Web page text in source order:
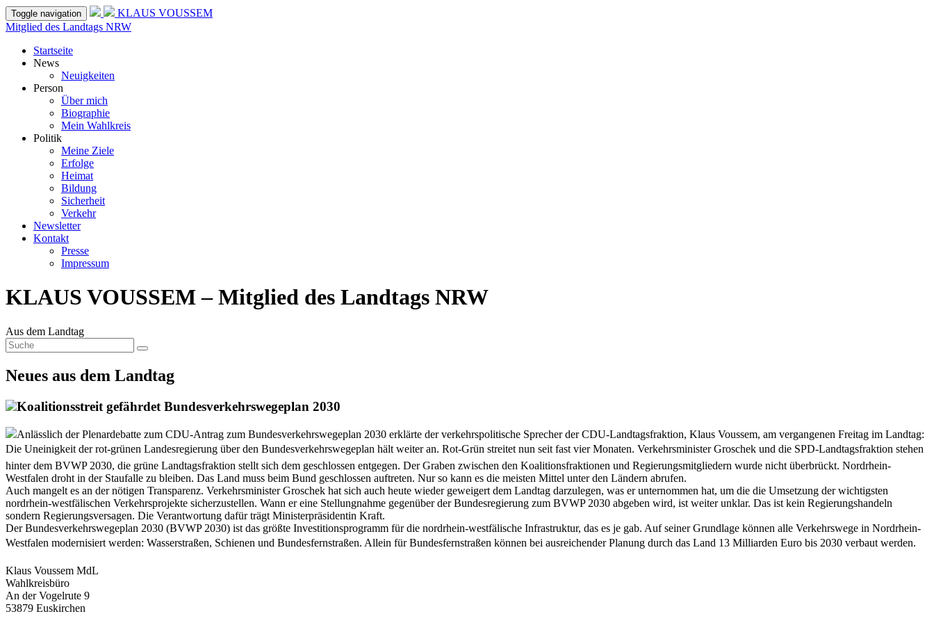
Toggle navigation
KLAUS VOUSSEM
Mitglied des Landtags NRW
Startseite
News
Neuigkeiten
Person
Über mich
Biographie
Mein Wahlkreis
Politik
Meine Ziele
Erfolge
Heimat
Bildung
Sicherheit
Verkehr
Newsletter
Kontakt
Presse
Impressum
KLAUS VOUSSEM – Mitglied des Landtags NRW
Aus dem Landtag
Neues aus dem Landtag
Koalitionsstreit gefährdet Bundesverkehrswegeplan 2030
Anlässlich der Plenardebatte zum CDU-Antrag zum Bundesverkehrswegeplan 2030 erklärte der verkehrspolitische Sprecher der CDU-Landtagsfraktion, Klaus Voussem, am vergangenen Freitag im Landtag:
Die Uneinigkeit der rot-grünen Landesregierung über den Bundesverkehrswegeplan hält weiter an. Rot-Grün streitet nun seit fast vier Monaten. Verkehrsminister Groschek und die SPD-Landtagsfraktion stehen
hinter dem BVWP 2030, die grüne Landtagsfraktion stellt sich dem geschlossen entgegen. Der Graben zwischen den Koalitionsfraktionen und Regierungsmitgliedern wurde nicht überbrückt. Nordrhein-
Westfalen droht in der Staufalle zu bleiben. Das Land muss beim Bund geschlossen auftreten. Nur so kann es die meisten Mittel unter den Ländern abrufen.
Auch mangelt es an der nötigen Transparenz. Verkehrsminister Groschek hat sich auch heute wieder geweigert dem Landtag darzulegen, was er unternommen hat, um die die Umsetzung der wichtigsten
nordrhein-westfälischen Verkehrsprojekte sicherzustellen. Wann er eine Stellungnahme gegenüber der Bundesregierung zum BVWP 2030 abgeben wird, ist weiter unklar. Das ist kein Regierungshandeln
sondern Regierungsversagen. Die Verantwortung dafür trägt Ministerpräsidentin Kraft.
Der Bundesverkehrswegeplan 2030 (BVWP 2030) ist das größte Investitionsprogramm für die nordrhein-westfälische Infrastruktur, das es je gab. Auf seiner Grundlage können alle Verkehrswege in Nordrhein-
Westfalen modernisiert werden: Wasserstraßen, Schienen und Bundesfernstraßen. Allein für Bundesfernstraßen können bei ausreichender Planung durch das Land 13 Milliarden Euro bis 2030 verbaut werden.
Klaus Voussem MdL
Wahlkreisbüro
An der Vogelrute 9
53879 Euskirchen